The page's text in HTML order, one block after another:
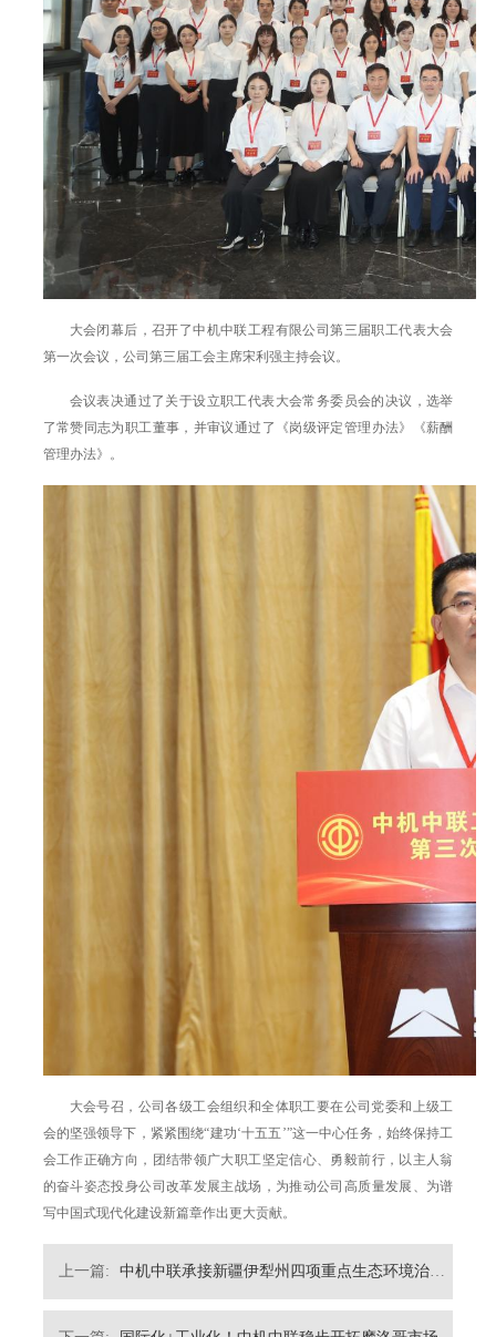
大会闭幕后，召开了中机中联工程有限公司第三届职工代表大会
第一次会议，公司第三届工会主席宋利强主持会议。
会议表决通过了关于设立职工代表大会常务委员会的决议，选举
了常赞同志为职工董事，并审议通过了《岗级评定管理办法》《薪酬
管理办法》。
大会号召，公司各级工会组织和全体职工要在公司党委和上级工
会的坚强领导下，紧紧围绕“建功‘十五五’”这一中心任务，始终保持工
会工作正确方向，团结带领广大职工坚定信心、勇毅前行，以主人翁
的奋斗姿态投身公司改革发展主战场，为推动公司高质量发展、为谱
写中国式现代化建设新篇章作出更大贡献。
上一篇: 中机中联承接新疆伊犁州四项重点生态环境治理工程EPC项目